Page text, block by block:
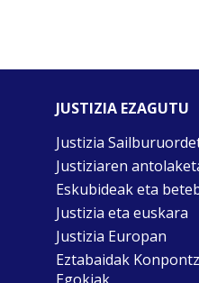
JUSTIZIA EZAGUTU
Justizia
Justiziaren
Eskubideak eta
Justizia eta euskara
Justizia Europan
Eztabaidak